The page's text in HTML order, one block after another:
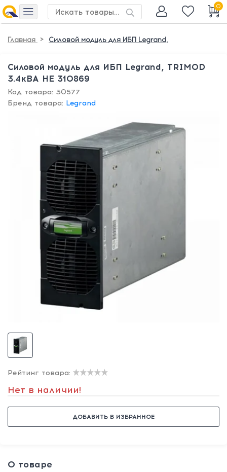
0
Главная > Силовой модуль для ИБП Legrand,
Силовой модуль для ИБП Legrand, TRIMOD
3.4кВА HE 310869
Код товара: 30577
Бренд товара: Legrand
Рейтинг товара:
Нет в наличии!
ДОБАВИТЬ В ИЗБРАННОЕ
О товаре